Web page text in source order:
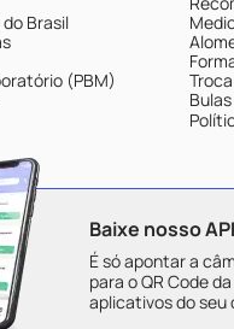
Brasil
(PBM)
Baixe nosso
É só apontar a
para o QR Code
aplicativos do seu